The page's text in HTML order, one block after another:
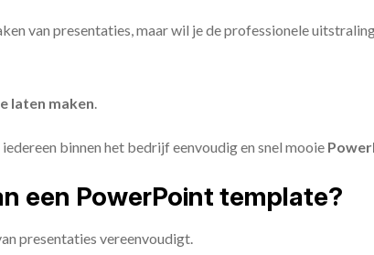
van presentaties, maar wil je de professionele
laten maken.
iedereen binnen het bedrijf eenvoudig en snel mooie
een PowerPoint template?
presentaties vereenvoudigt.